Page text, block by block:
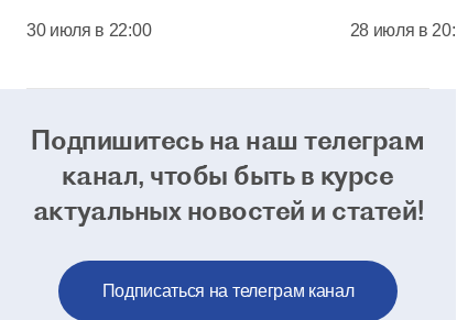
30 июля в 22:00
Кремля
28 июля в
Подпишитесь на наш телеграм
канал, чтобы быть в курсе
актуальных новостей и статей!
Подписаться на телеграм канал